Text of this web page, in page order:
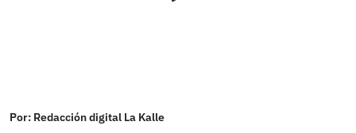
Por: Redacción digital La Kalle